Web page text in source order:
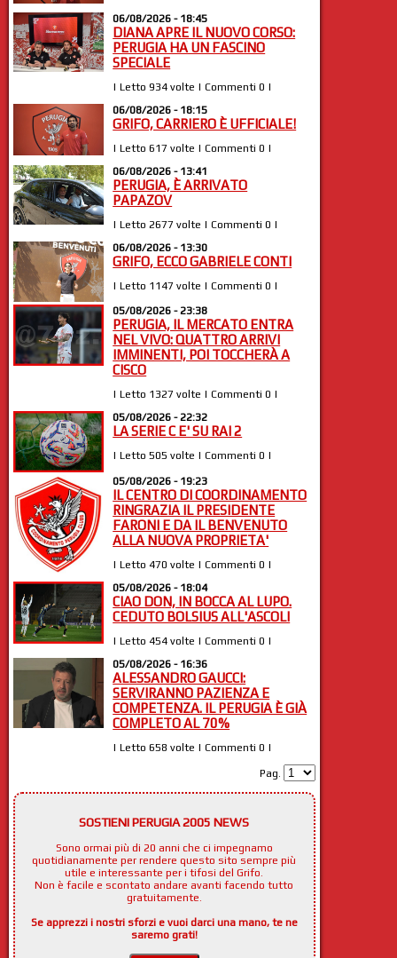
06/08/2026 - 18:45
DIANA APRE IL NUOVO CORSO:
PERUGIA HA UN FASCINO
SPECIALE
| Letto 934 volte | Commenti 0 |
06/08/2026 - 18:15
GRIFO, CARRIERO È UFFICIALE!
| Letto 617 volte | Commenti 0 |
06/08/2026 - 13:41
PERUGIA, È ARRIVATO
PAPAZOV
| Letto 2677 volte | Commenti 0 |
06/08/2026 - 13:30
GRIFO, ECCO GABRIELE CONTI
| Letto 1147 volte | Commenti 0 |
05/08/2026 - 23:38
PERUGIA, IL MERCATO ENTRA
NEL VIVO: QUATTRO ARRIVI
IMMINENTI, POI TOCCHERÀ A
CISCO
| Letto 1327 volte | Commenti 0 |
05/08/2026 - 22:32
LA SERIE C E' SU RAI 2
| Letto 505 volte | Commenti 0 |
05/08/2026 - 19:23
IL CENTRO DI COORDINAMENTO
RINGRAZIA IL PRESIDENTE
FARONI E DA IL BENVENUTO
ALLA NUOVA PROPRIETA'
| Letto 470 volte | Commenti 0 |
05/08/2026 - 18:04
CIAO DON, IN BOCCA AL LUPO.
CEDUTO BOLSIUS ALL'ASCOLI
| Letto 454 volte | Commenti 0 |
05/08/2026 - 16:36
ALESSANDRO GAUCCI:
SERVIRANNO PAZIENZA E
COMPETENZA. IL PERUGIA È GIÀ
COMPLETO AL 70%
| Letto 658 volte | Commenti 0 |
Pag.
SOSTIENI PERUGIA 2005 NEWS
Sono ormai più di 20 anni che ci impegnamo
quotidianamente per rendere questo sito sempre più
utile e interessante per i tifosi del Grifo.
Non è facile e scontato andare avanti facendo tutto
gratuitamente.
Se apprezzi i nostri sforzi e vuoi darci una mano, te ne
saremo grati!